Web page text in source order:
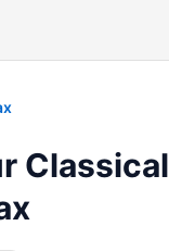
Classical